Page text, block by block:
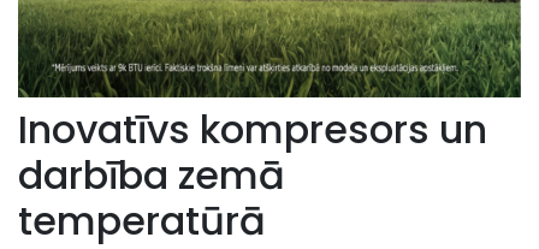
Inovatīvs kompresors un
darbība zemā
temperatūrā